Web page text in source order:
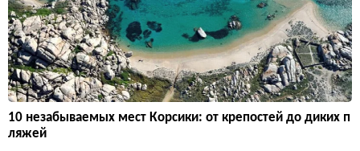
10 незабываемых мест Корсики: от крепостей до диких п
ляжей